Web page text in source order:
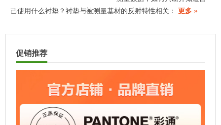
己使用什么衬垫？衬垫与被测量基材的反射特性相关： 更多 »
促销推荐